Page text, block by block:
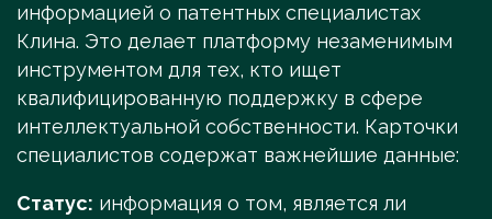
информацией о патентных специалистах
Клина. Это делает платформу незаменимым
инструментом для тех, кто ищет
квалифицированную поддержку в сфере
интеллектуальной собственности. Карточки
специалистов содержат важнейшие данные:
Статус: информация о том, является ли